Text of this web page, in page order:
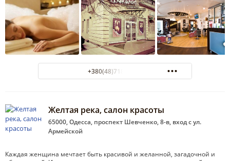
+380(48)718-69-70
Желтая река, салон красоты
65000, Одесса, проспект Шевченко, 8-в, вход с ул.
Армейской
Каждая женщина мечтает быть красивой и желанной, загадочной и